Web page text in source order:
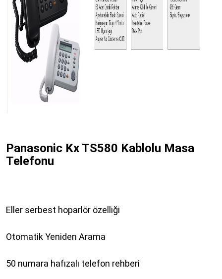
Panasonic Kx TS580 Kablolu Masa
Telefonu
Eller serbest hoparlör özelliği
Otomatik Yeniden Arama
50 numara hafızalı telefon rehberi